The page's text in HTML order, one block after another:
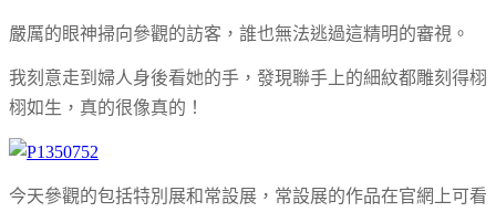
嚴厲的眼神掃向參觀的訪客，誰也無法逃過這精明的審視。
我刻意走到婦人身後看她的手，發現聯手上的細紋都雕刻得栩
栩如生，真的很像真的！
今天參觀的包括特別展和常設展，常設展的作品在官網上可看